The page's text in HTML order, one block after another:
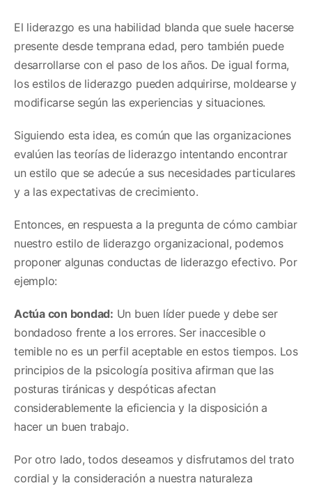
El liderazgo es una habilidad blanda que suele hacerse
presente desde temprana edad, pero también puede
desarrollarse con el paso de los años. De igual forma,
los estilos de liderazgo pueden adquirirse, moldearse y
modificarse según las experiencias y situaciones.
Siguiendo esta idea, es común que las organizaciones
evalúen las teorías de liderazgo intentando encontrar
un estilo que se adecúe a sus necesidades particulares
y a las expectativas de crecimiento.
Entonces, en respuesta a la pregunta de cómo cambiar
nuestro estilo de liderazgo organizacional, podemos
proponer algunas conductas de liderazgo efectivo. Por
ejemplo:
Actúa con bondad: Un buen líder puede y debe ser
bondadoso frente a los errores. Ser inaccesible o
temible no es un perfil aceptable en estos tiempos. Los
principios de la psicología positiva afirman que las
posturas tiránicas y despóticas afectan
considerablemente la eficiencia y la disposición a
hacer un buen trabajo.
Por otro lado, todos deseamos y disfrutamos del trato
cordial y la consideración a nuestra naturaleza